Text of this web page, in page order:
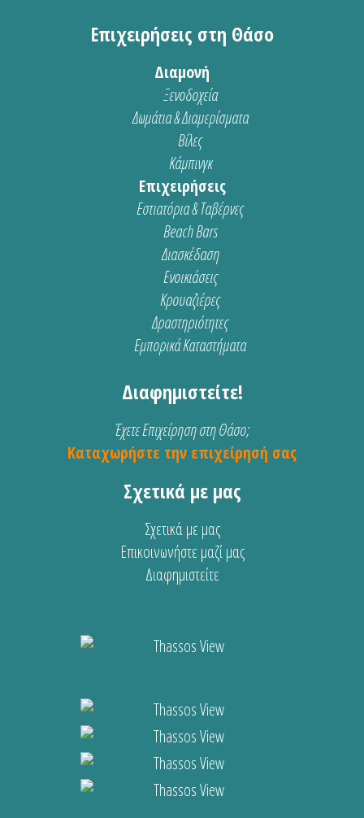
Επιχειρήσεις στη Θάσο
Διαμονή
Ξενοδοχεία
Δωμάτια & Διαμερίσματα
Βίλες
Κάμπινγκ
Επιχειρήσεις
Εστιατόρια & Ταβέρνες
Beach Bars
Διασκέδαση
Ενοικιάσεις
Κρουαζιέρες
Δραστηριότητες
Εμπορικά Καταστήματα
Διαφημιστείτε!
Έχετε Επιχείρηση στη Θάσο;
Καταχωρήστε την επιχείρησή σας
Σχετικά με μας
Σχετικά με μας
Επικοινωνήστε μαζί μας
Διαφημιστείτε